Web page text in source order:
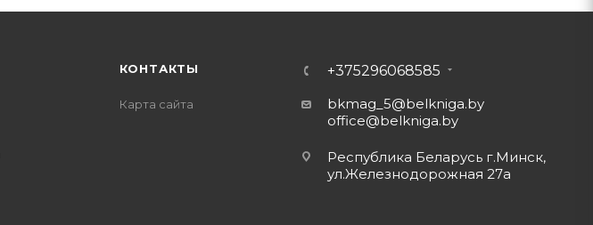
КОНТАКТЫ
Карта сайта
+375296068585
bkmag_5@belkniga.by
office@belkniga.by
Республика Беларусь г.Минск,
ул.Железнодорожная 27а